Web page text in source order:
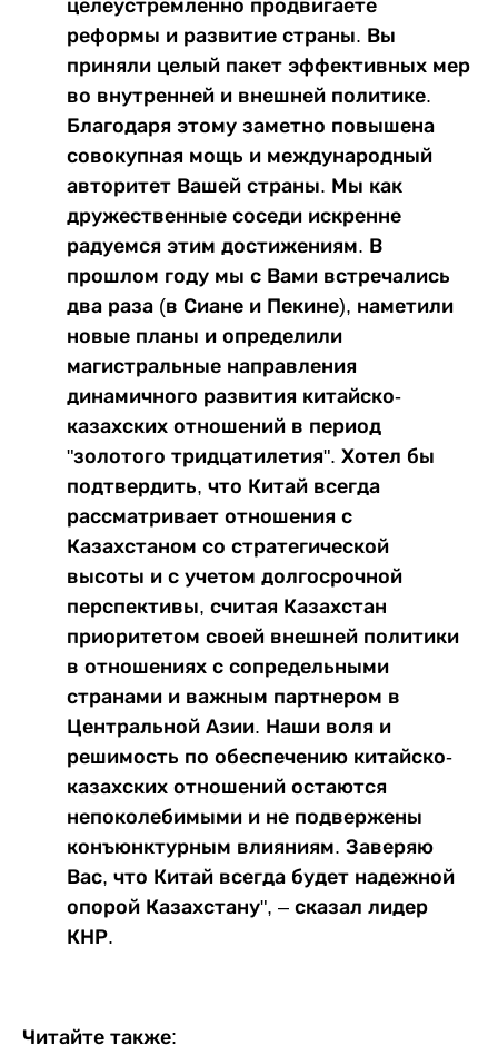
целеустремленно продвигаете
реформы и развитие страны. Вы
приняли целый пакет эффективных мер
во внутренней и внешней политике.
Благодаря этому заметно повышена
совокупная мощь и международный
авторитет Вашей страны. Мы как
дружественные соседи искренне
радуемся этим достижениям. В
прошлом году мы с Вами встречались
два раза (в Сиане и Пекине), наметили
новые планы и определили
магистральные направления
динамичного развития китайско-
казахских отношений в период
"золотого тридцатилетия". Хотел бы
подтвердить, что Китай всегда
рассматривает отношения с
Казахстаном со стратегической
высоты и с учетом долгосрочной
перспективы, считая Казахстан
приоритетом своей внешней политики
в отношениях с сопредельными
странами и важным партнером в
Центральной Азии. Наши воля и
решимость по обеспечению китайско-
казахских отношений остаются
непоколебимыми и не подвержены
конъюнктурным влияниям. Заверяю
Вас, что Китай всегда будет надежной
опорой Казахстану", – сказал лидер
КНР.
Читайте также: